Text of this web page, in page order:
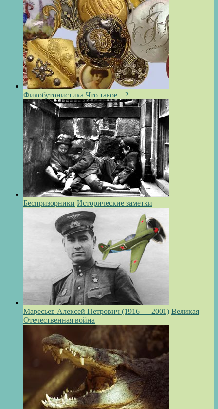
Филобутонистика Что такое ...?
Беспризорники Исторические заметки
Маресьев Алексей Петрович (1916 — 2001) Великая
Отечественная война